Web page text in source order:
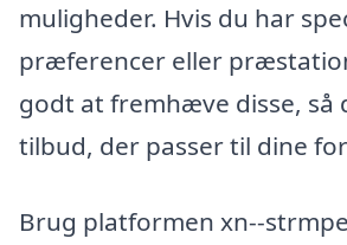
muligheder. Hvis du har
præferencer eller
godt at fremhæve disse, så
tilbud, der passer til dine
Brug platformen xn--